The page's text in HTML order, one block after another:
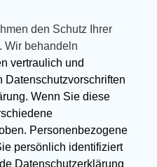
den Schutz Ihrer
Wir behandeln
vertraulich und
Datenschutzvorschriften
Wenn Sie diese
Personenbezogene
persönlich identifiziert
Datenschutzerklärung